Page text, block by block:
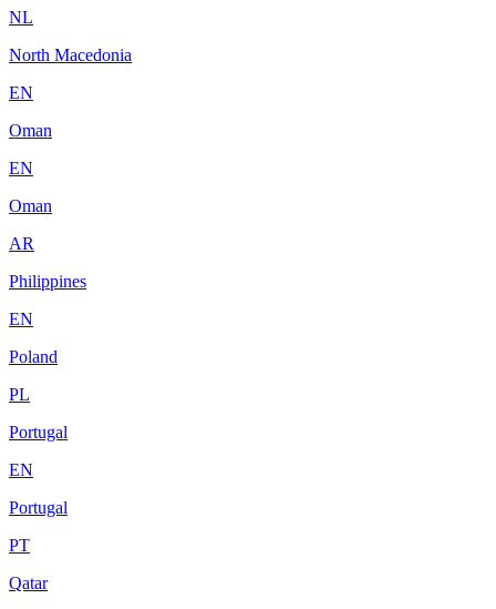
NL
North Macedonia
EN
Oman
EN
Oman
AR
Philippines
EN
Poland
PL
Portugal
EN
Portugal
PT
Qatar